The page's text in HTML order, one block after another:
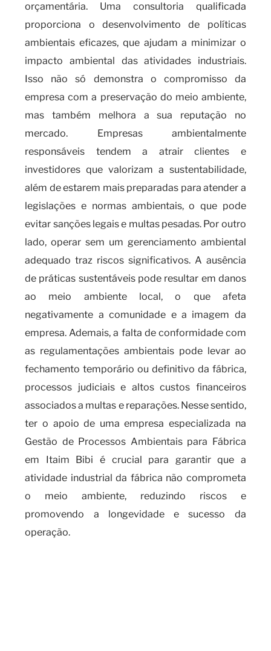
orçamentária. Uma consultoria qualificada
proporciona o desenvolvimento de políticas
ambientais eficazes, que ajudam a minimizar o
impacto ambiental das atividades industriais.
Isso não só demonstra o compromisso da
empresa com a preservação do meio ambiente,
mas também melhora a sua reputação no
mercado. Empresas ambientalmente
responsáveis tendem a atrair clientes e
investidores que valorizam a sustentabilidade,
além de estarem mais preparadas para atender a
legislações e normas ambientais, o que pode
evitar sanções legais e multas pesadas. Por outro
lado, operar sem um gerenciamento ambiental
adequado traz riscos significativos. A ausência
de práticas sustentáveis pode resultar em danos
ao meio ambiente local, o que afeta
negativamente a comunidade e a imagem da
empresa. Ademais, a falta de conformidade com
as regulamentações ambientais pode levar ao
fechamento temporário ou definitivo da fábrica,
processos judiciais e altos custos financeiros
associados a multas e reparações. Nesse sentido,
ter o apoio de uma empresa especializada na
Gestão de Processos Ambientais para Fábrica
em Itaim Bibi é crucial para garantir que a
atividade industrial da fábrica não comprometa
o meio ambiente, reduzindo riscos e
promovendo a longevidade e sucesso da
operação.